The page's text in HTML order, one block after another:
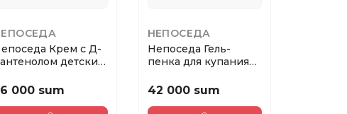
Крем с Д-
детский
000 sum
НЕПОСЕДА
Непоседа Гель-
пенка для купания
42 000 sum